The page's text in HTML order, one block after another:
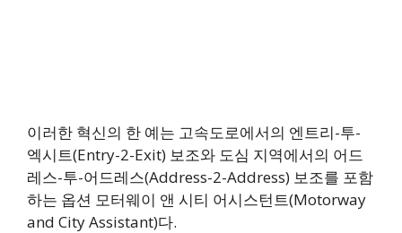
이러한 혁신의 한 예는 고속도로에서의 엔트리-투-
엑시트(Entry-2-Exit) 보조와 도심 지역에서의 어드
레스-투-어드레스(Address-2-Address) 보조를 포함
하는 옵션 모터웨이 앤 시티 어시스턴트(Motorway
and City Assistant)다.